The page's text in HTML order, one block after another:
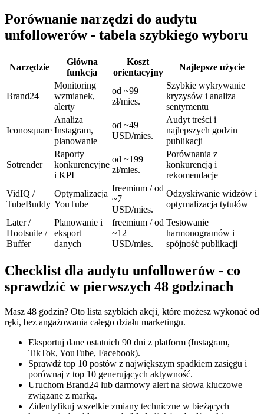
Porównanie narzędzi do audytu
unfollowerów - tabela szybkiego wyboru
Narzędzie
Główna
funkcja
Koszt
orientacyjny
Najlepsze użycie
Brand24
Monitoring
wzmianek,
alerty
od ~99
zł/mies.
Szybkie wykrywanie
kryzysów i analiza
sentymentu
Iconosquare
Analiza
Instagram,
planowanie
od ~49
USD/mies.
Audyt treści i
najlepszych godzin
publikacji
Sotrender
Raporty
konkurencyjne
i KPI
od ~199
zł/mies.
Porównania z
konkurencją i
rekomendacje
VidIQ /
TubeBuddy
Optymalizacja
YouTube
freemium / od
~7
USD/mies.
Odzyskiwanie widzów i
optymalizacja tytułów
Later /
Hootsuite /
Buffer
Planowanie i
eksport
danych
freemium / od
~12
USD/mies.
Testowanie
harmonogramów i
spójność publikacji
Checklist dla audytu unfollowerów - co
sprawdzić w pierwszych 48 godzinach
Masz 48 godzin? Oto lista szybkich akcji, które możesz wykonać od
ręki, bez angażowania całego działu marketingu.
Eksportuj dane ostatnich 90 dni z platform (Instagram,
TikTok, YouTube, Facebook).
Sprawdź top 10 postów z największym spadkiem zasięgu i
porównaj z top 10 generujących aktywność.
Uruchom Brand24 lub darmowy alert na słowa kluczowe
związane z marką.
Zidentyfikuj wszelkie zmiany techniczne w bieżących